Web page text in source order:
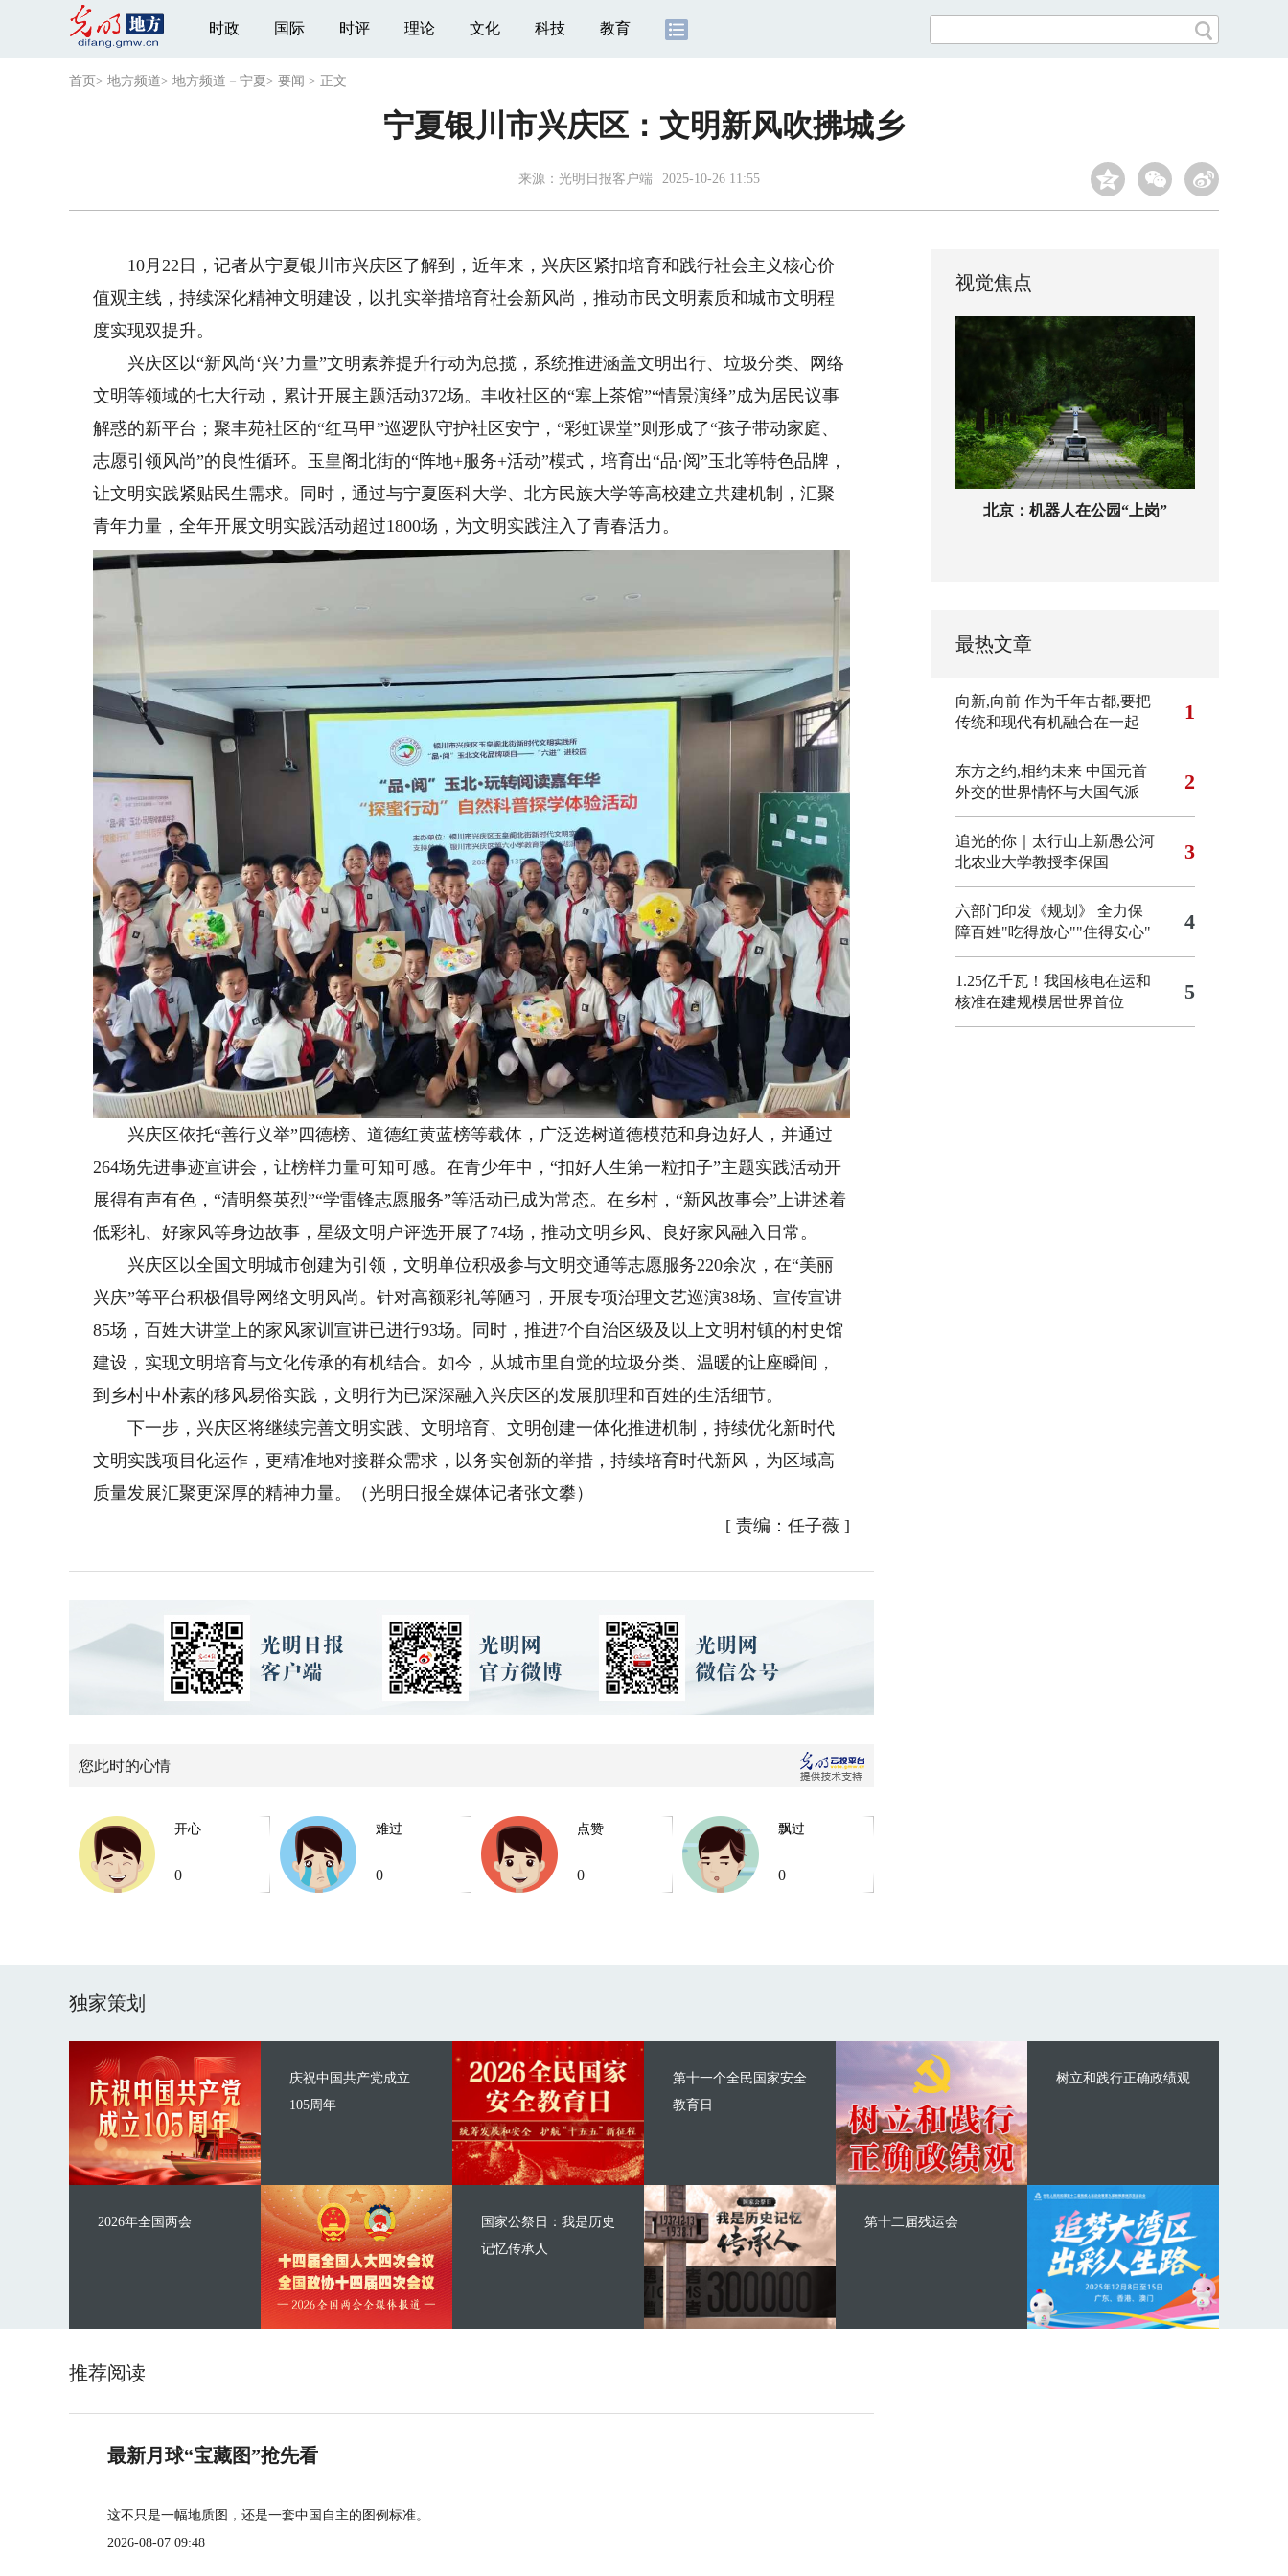
时政 国际 时评 理论 文化 科技 教育
首页 > 地方频道> 地方频道－宁夏 > 要闻 > 正文
宁夏银川市兴庆区：文明新风吹拂城乡
来源： 光明日报客户端 2025-10-26 11:55
10月22日，记者从宁夏银川市兴庆区了解到，近年来，兴庆区紧扣培育和践行社会主义核心价
值观主线，持续深化精神文明建设，以扎实举措培育社会新风尚，推动市民文明素质和城市文明程
度实现双提升。
兴庆区以“新风尚‘兴’力量”文明素养提升行动为总揽，系统推进涵盖文明出行、垃圾分类、网络
文明等领域的七大行动，累计开展主题活动372场。丰收社区的“塞上茶馆”“情景演绎”成为居民议事
解惑的新平台；聚丰苑社区的“红马甲”巡逻队守护社区安宁，“彩虹课堂”则形成了“孩子带动家庭、
志愿引领风尚”的良性循环。玉皇阁北街的“阵地+服务+活动”模式，培育出“品·阅”玉北等特色品牌，
让文明实践紧贴民生需求。同时，通过与宁夏医科大学、北方民族大学等高校建立共建机制，汇聚
青年力量，全年开展文明实践活动超过1800场，为文明实践注入了青春活力。
兴庆区依托“善行义举”四德榜、道德红黄蓝榜等载体，广泛选树道德模范和身边好人，并通过
264场先进事迹宣讲会，让榜样力量可知可感。在青少年中，“扣好人生第一粒扣子”主题实践活动开
展得有声有色，“清明祭英烈”“学雷锋志愿服务”等活动已成为常态。在乡村，“新风故事会”上讲述着
低彩礼、好家风等身边故事，星级文明户评选开展了74场，推动文明乡风、良好家风融入日常。
兴庆区以全国文明城市创建为引领，文明单位积极参与文明交通等志愿服务220余次，在“美丽
兴庆”等平台积极倡导网络文明风尚。针对高额彩礼等陋习，开展专项治理文艺巡演38场、宣传宣讲
85场，百姓大讲堂上的家风家训宣讲已进行93场。同时，推进7个自治区级及以上文明村镇的村史馆
建设，实现文明培育与文化传承的有机结合。如今，从城市里自觉的垃圾分类、温暖的让座瞬间，
到乡村中朴素的移风易俗实践，文明行为已深深融入兴庆区的发展肌理和百姓的生活细节。
下一步，兴庆区将继续完善文明实践、文明培育、文明创建一体化推进机制，持续优化新时代
文明实践项目化运作，更精准地对接群众需求，以务实创新的举措，持续培育时代新风，为区域高
质量发展汇聚更深厚的精神力量。（光明日报全媒体记者张文攀）
[ 责编：任子薇 ]
您此时的心情
开心
0
难过
0
点赞
0
飘过
0
视觉焦点
北京：机器人在公园“上岗”
最热文章
向新,向前 作为千年古都,要把
传统和现代有机融合在一起
1
东方之约,相约未来 中国元首
外交的世界情怀与大国气派
2
追光的你｜太行山上新愚公河
北农业大学教授李保国
3
六部门印发《规划》 全力保
障百姓"吃得放心""住得安心"
4
1.25亿千瓦！我国核电在运和
核准在建规模居世界首位
5
独家策划
庆祝中国共产党成立
105周年
2026年全国两会
第十一个全民国家安全
教育日
国家公祭日：我是历史
记忆传承人
树立和践行正确政绩观
第十二届残运会
推荐阅读
最新月球“宝藏图”抢先看
这不只是一幅地质图，还是一套中国自主的图例标准。
2026-08-07 09:48